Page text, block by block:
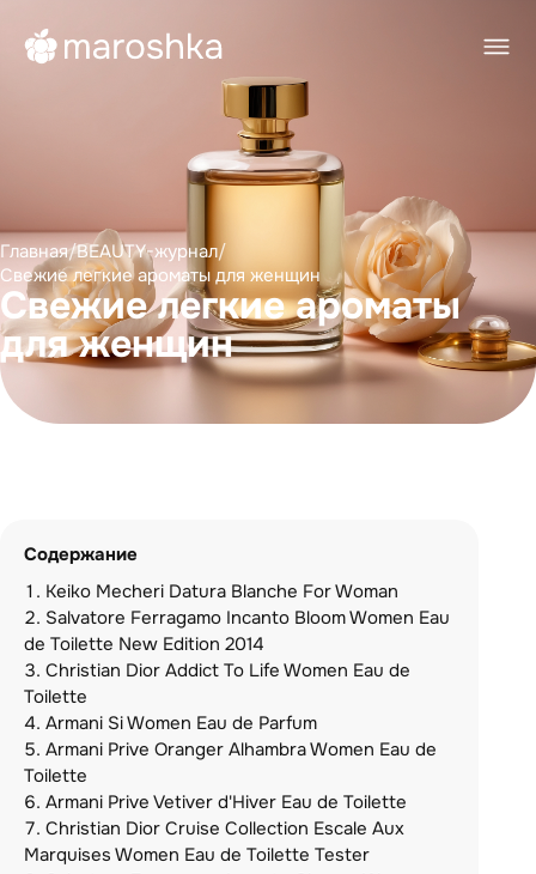
Главная/BEAUTY-журнал/
Свежие легкие ароматы для женщин
Свежие легкие ароматы
для женщин
Содержание
Keiko Mecheri Datura Blanche For Woman
Salvatore Ferragamo Incanto Bloom Women Eau
de Toilette New Edition 2014
Christian Dior Addict To Life Women Eau de
Toilette
Armani Si Women Eau de Parfum
Armani Prive Oranger Alhambra Women Eau de
Toilette
Armani Prive Vetiver d'Hiver Eau de Toilette
Christian Dior Cruise Collection Escale Aux
Marquises Women Eau de Toilette Tester